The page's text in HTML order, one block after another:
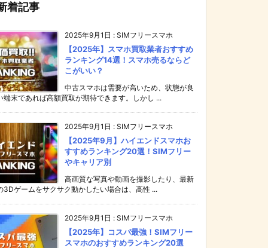
着記事
2025年9月1日 : SIMフリースマホ
【2025年】スマホ買取業者おすすめ
ランキング14選！スマホ売るならど
こがいい？
中古スマホは需要が高いため、状態が良
端末であれば高額買取が期待できます。しかし ...
2025年9月1日 : SIMフリースマホ
【2025年9月】ハイエンドスマホお
すすめランキング20選！SIMフリー
やキャリア別
高画質な写真や動画を撮影したり、最新
3Dゲームをサクサク動かしたい場合は、高性 ...
2025年9月1日 : SIMフリースマホ
【2025年】コスパ最強！SIMフリー
スマホのおすすめランキング20選